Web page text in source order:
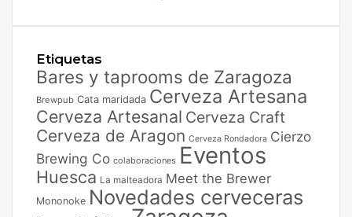
Etiquetas
Bares y taprooms de Zaragoza
Brewpub Cata maridada Cerveza Artesana
Cerveza Artesanal Cerveza Craft
Cerveza de Aragon Cerveza Rondadora Cierzo
Brewing Co colaboraciones Eventos
Huesca La malteadora Meet the Brewer
Mononoke Novedades cerveceras